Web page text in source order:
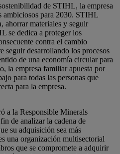
de STIHL, la empresa
ambiciosos para 2030. STIHL
ahorrar materiales y seguir
se dedica a proteger los
contra el cambio
desarrollando los procesos
de una economía circular para
la empresa familiar apuesta por
para todas las personas que
para la empresa.
a la Responsible Minerals
de analizar la cadena de
su adquisición sea más
una organización multisectorial
que se compromete a adquirir